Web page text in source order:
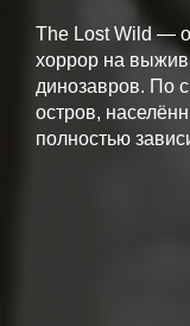
The Lost Wild —
хоррор на
динозавров. По
остров,
полностью